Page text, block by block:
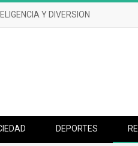
Y DIVERSION
DEPORTES